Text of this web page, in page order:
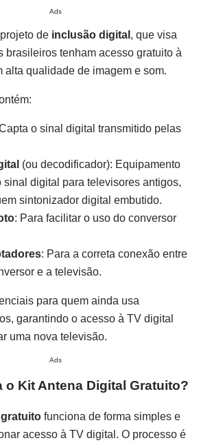
Ads
de inclusão digital , que visa
brasileiros tenham acesso gratuito à
alta qualidade de imagem e som.
o sinal digital transmitido pelas
(ou decodificador): Equipamento
sinal digital para televisores antigos,
sintonizador digital embutido.
: Para facilitar o uso do conversor
: Para a correta conexão entre
e a televisão.
para quem ainda usa
garantindo o acesso à TV digital
uma nova televisão.
Ads
o Kit Antena Digital Gratuito?
funciona de forma simples e
acesso à TV digital. O processo é